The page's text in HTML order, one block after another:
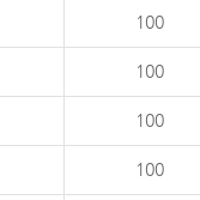
100
100
100
100